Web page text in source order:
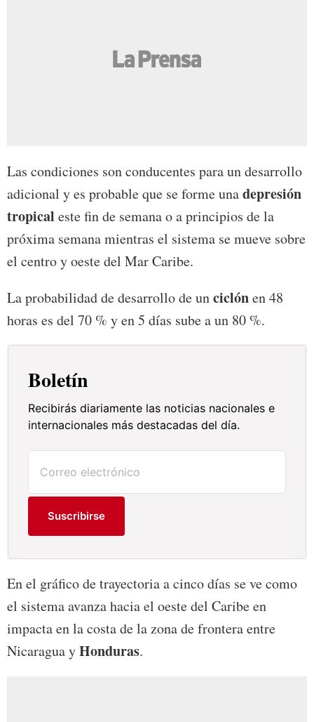
Las condiciones son conducentes para un desarrollo
adicional y es probable que se forme unadepresión
tropical este fin de semana o a principios de la
próxima semana mientras el sistema se mueve sobre
el centro y oeste del Mar Caribe.
La probabilidad de desarrollo de unciclónen 48
horas es del 70 % y en 5 días sube a un 80 %.
Boletín
Recibirás diariamente las noticias nacionales e
internacionales más destacadas del día.
Suscribirse
En el gráfico de trayectoria a cinco días se ve como
el sistema avanza hacia el oeste del Caribe en
impacta en la costa de la zona de frontera entre
Nicaragua yHonduras.